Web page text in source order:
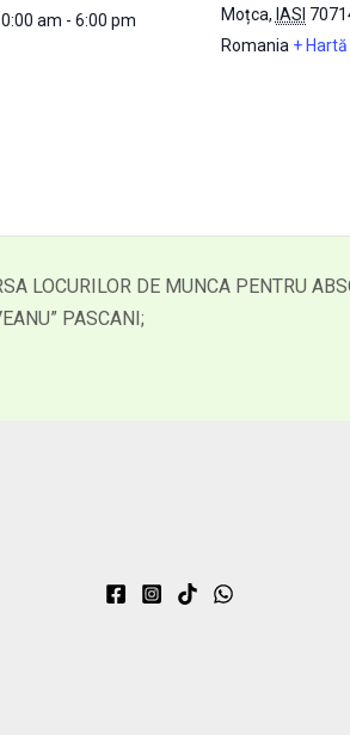
am - 6:00 pm
Moțca, IASI
Romania +
LOCURILOR DE MUNCA PENTRU
PASCANI;